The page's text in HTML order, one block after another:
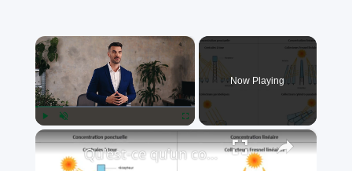
×
Play Unmute Fullscreen
Now Playing
×
Qu'est-ce qu'un concentrateur solaire ?